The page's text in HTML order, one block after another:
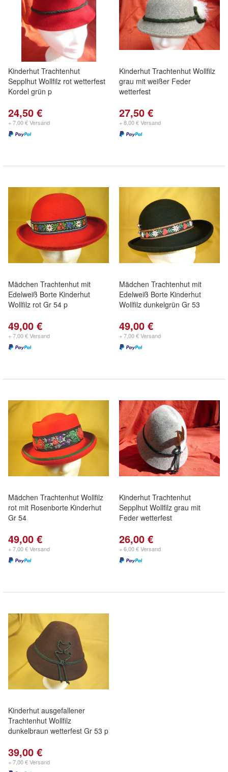
Kinderhut Trachtenhut
Sepplhut Wollfilz rot wetterfest
Kordel grün p
24,50 €
+ 7,00 € Versand
Kinderhut Trachtenhut Wollfilz
grau mit weißer Feder
wetterfest
27,50 €
+ 8,00 € Versand
Mädchen Trachtenhut mit
Edelweiß Borte Kinderhut
Wollfilz rot Gr 54 p
49,00 €
+ 7,00 € Versand
Mädchen Trachtenhut mit
Edelweiß Borte Kinderhut
Wollfilz dunkelgrün Gr 53
49,00 €
+ 7,00 € Versand
Mädchen Trachtenhut Wollfilz
rot mit Rosenborte Kinderhut
Gr 54
49,00 €
+ 7,00 € Versand
Kinderhut Trachtenhut
Sepplhut Wollfilz grau mit
Feder wetterfest
26,00 €
+ 6,00 € Versand
Kinderhut ausgefallener
Trachtenhut Wollfilz
dunkelbraun wetterfest Gr 53 p
39,00 €
+ 7,00 € Versand